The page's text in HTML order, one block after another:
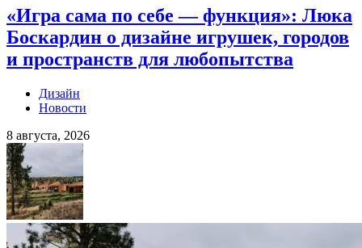
«Игра сама по себе — функция»: Люка
Боскардин о дизайне игрушек, городов
и пространств для любопытства
Дизайн
Новости
8 августа, 2026